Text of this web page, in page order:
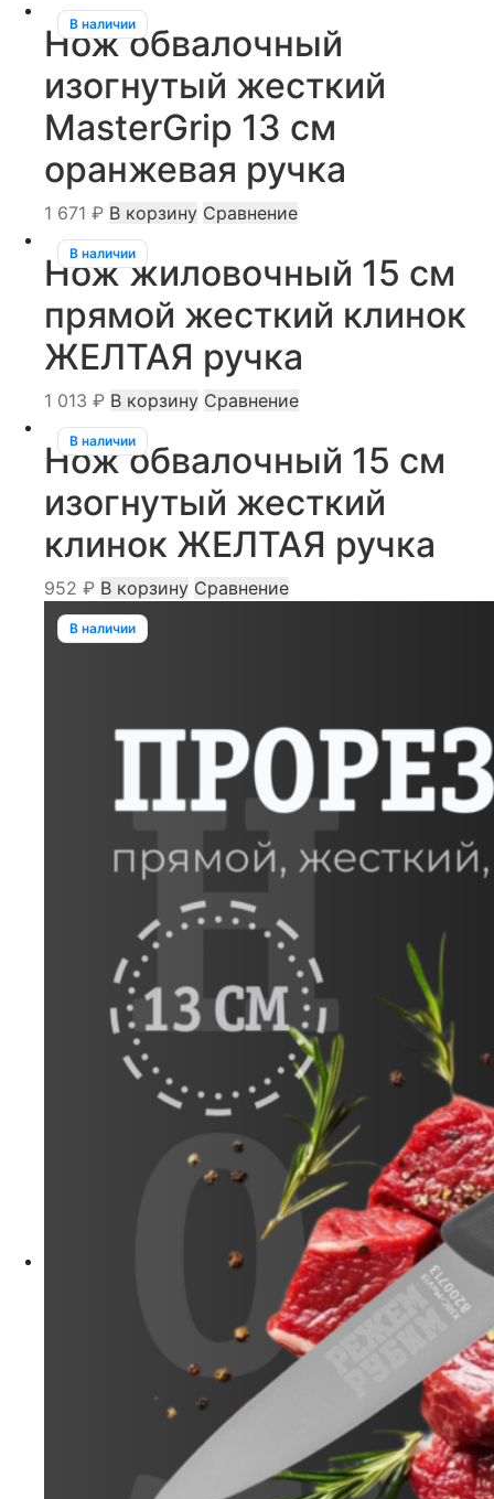
В наличии
Нож обвалочный
изогнутый жесткий
MasterGrip 13 см
оранжевая ручка
1 671 ₽ В корзину Сравнение
В наличии
Нож жиловочный 15 см
прямой жесткий клинок
ЖЕЛТАЯ ручка
1 013 ₽ В корзину Сравнение
В наличии
Нож обвалочный 15 см
изогнутый жесткий
клинок ЖЕЛТАЯ ручка
952 ₽ В корзину Сравнение
В наличии